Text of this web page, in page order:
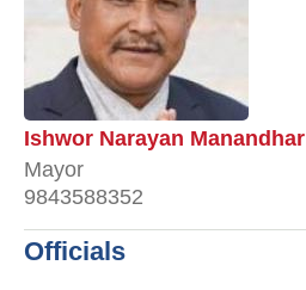
Ishwor Narayan Manandhar
Mayor
9843588352
Officials